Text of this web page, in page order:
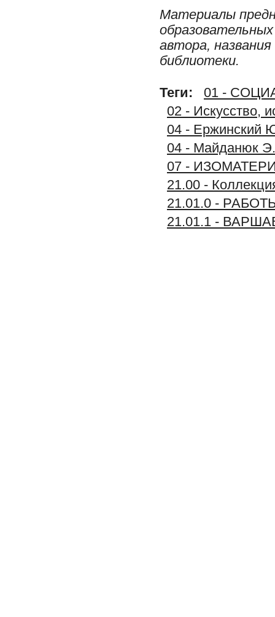
Материалы
автора,
библиотеки.
Теги:
01 -
02 - Искусство,
04 - Ержинский
04 - Майданюк Э.
07 -
21.00 -
21.01.0 -
21.01.1 -